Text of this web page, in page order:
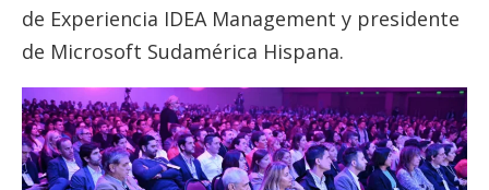
de Experiencia IDEA Management y presidente
de Microsoft Sudamérica Hispana.